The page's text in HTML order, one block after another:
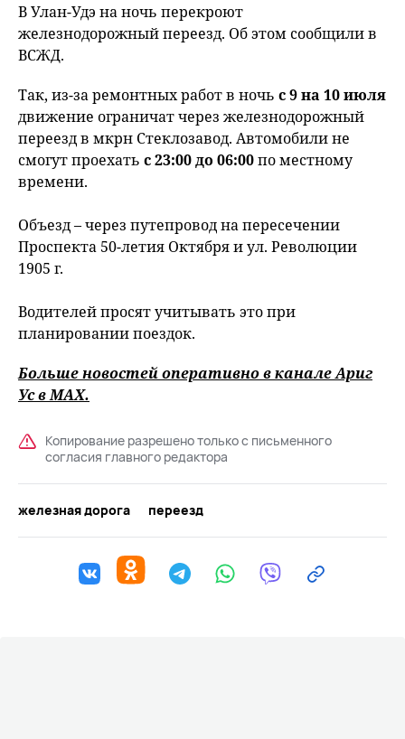
В Улан-Удэ на ночь перекроют
железнодорожный переезд. Об этом сообщили в
ВСЖД.
Так, из-за ремонтных работ в ночь с 9 на 10 июля
движение ограничат через железнодорожный
переезд в мкрн Стеклозавод. Автомобили не
смогут проехать с 23:00 до 06:00по местному
времени.
Объезд – через путепровод на пересечении
Проспекта 50-летия Октября и ул. Революции
1905 г.
Водителей просят учитывать это при
планировании поездок.
Больше новостей оперативно в канале Ариг
Ус вMAХ.
Копирование разрешено только с письменного
согласия главного редактора
железная дорога переезд